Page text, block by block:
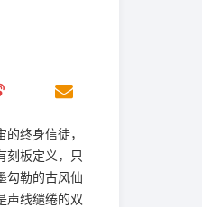
终身信徒，
刻板定义，只
勾勒的古风仙
声线缱绻的双